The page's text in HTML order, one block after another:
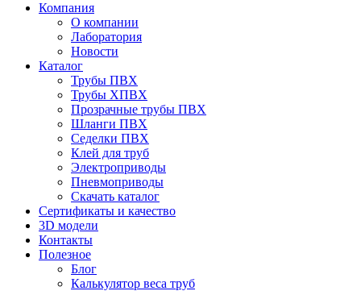
Компания
О компании
Лаборатория
Новости
Каталог
Трубы ПВХ
Трубы ХПВХ
Прозрачные трубы ПВХ
Шланги ПВХ
Седелки ПВХ
Клей для труб
Электроприводы
Пневмоприводы
Скачать каталог
Сертификаты и качество
3D модели
Контакты
Полезное
Блог
Калькулятор веса труб